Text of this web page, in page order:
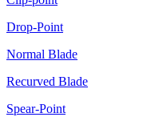
Drop-Point
Normal Blade
Recurved Blade
Spear-Point